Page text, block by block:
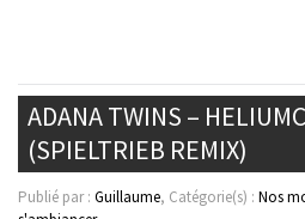
ADANA TWINS –
(SPIELTRIEB REMIX)
Publié par : Guillaume, Catégorie(s) : Nos